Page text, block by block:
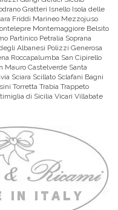
Gratteri Isnello Isola delle
Friddi Marineo Mezzojuso
Montemaggiore Belsito
Partinico Petralia Soprana
Albanesi Polizzi Generosa
Roccapalumba San Cipirello
Mauro Castelverde Santa
Sciara Scillato Sclafani Bagni
Torretta Trabia Trappeto
di Sicilia Vicari Villabate